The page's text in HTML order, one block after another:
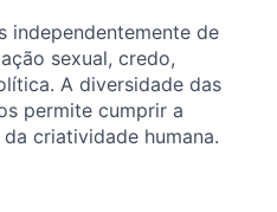
independentemente de
sexual, credo,
A diversidade das
permite cumprir a
criatividade humana.